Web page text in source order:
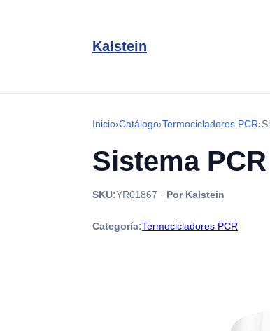
Kalstein
Inicio›Catálogo›Termocicladores PCR›
Sistema
SKU:YR01867 · Por Kalstein
Categoría:Termocicladores PCR